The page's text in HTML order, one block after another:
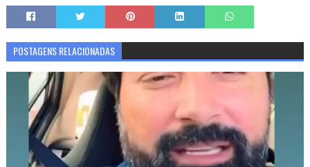
POSTAGENS RELACIONADAS